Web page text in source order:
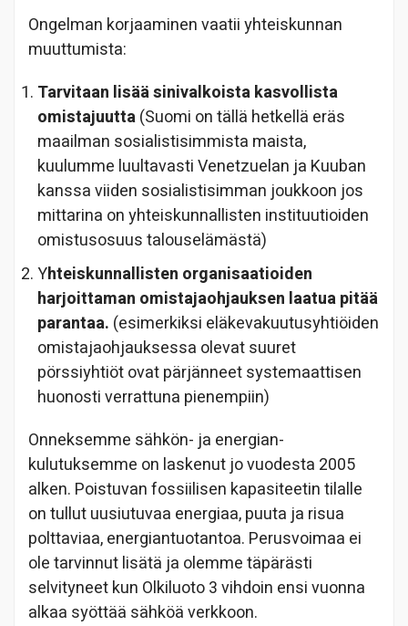
Ongelman korjaaminen vaatii yhteiskunnan
muuttumista:
Tarvitaan lisää sinivalkoista kasvollista
omistajuutta(Suomi on tällä hetkellä eräs
maailman sosialistisimmista maista,
kuulumme luultavasti Venetzuelan ja Kuuban
kanssa viiden sosialistisimman joukkoon jos
mittarina on yhteiskunnallisten instituutioiden
omistusosuus talouselämästä)
Yhteiskunnallisten organisaatioiden
harjoittaman omistajaohjauksen laatua pitää
parantaa. (esimerkiksi eläkevakuutusyhtiöiden
omistajaohjauksessa olevat suuret
pörssiyhtiöt ovat pärjänneet systemaattisen
huonosti verrattuna pienempiin)
Onneksemme sähkön- ja energian-
kulutuksemme on laskenut jo vuodesta 2005
alken. Poistuvan fossiilisen kapasiteetin tilalle
on tullut uusiutuvaa energiaa, puuta ja risua
polttaviaa, energiantuotantoa. Perusvoimaa ei
ole tarvinnut lisätä ja olemme täpärästi
selvityneet kun Olkiluoto 3 vihdoin ensi vuonna
alkaa syöttää sähköä verkkoon.